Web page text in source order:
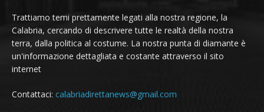
Trattiamo temi prettamente legati alla nostra regione, la
Calabria, cercando di descrivere tutte le realtà della nostra
terra, dalla politica al costume. La nostra punta di diamante è
un'informazione dettagliata e costante attraverso il sito
internet
Contattaci: calabriadirettanews@gmail.com